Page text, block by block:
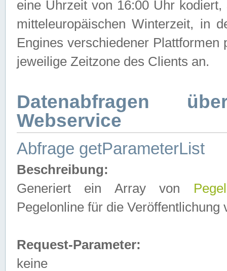
eine Uhrzeit von 16:00 Uhr
mitteleuropäischen Winterzeit, in
Engines verschiedener
jeweilige Zeitzone des Clients an.
Datenabfragen
Webservice
Abfrage getParameterList
Beschreibung:
Generiert ein Array von
Pegelonline für die Veröffentlichung
Request-Parameter:
keine